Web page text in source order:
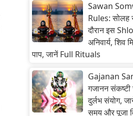
Sawan
Rules: सोलह
दौरान इस
अनिवार्य, शिव
पाप, जानें Full Rituals
Gajanan
गजानन संकष्टी
दुर्लभ संयोग,
समय और पूजा